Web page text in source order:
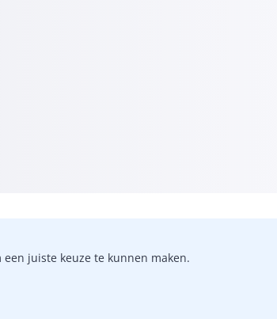
juiste keuze te kunnen maken.